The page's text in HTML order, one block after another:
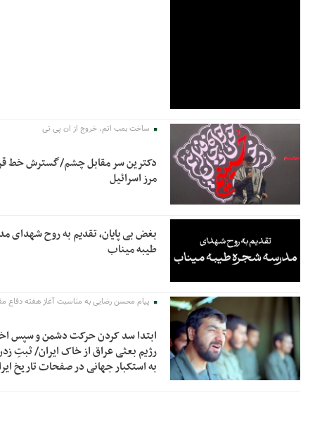
ساخت بمب اتم، خروج از ان پی تی
دکترین سر مقابل چشم/گسترش خط
مرز اسرائیل
بغض بی پایان، تقدیم به روح شهدای
طیبه میناب
پیام محسن رضایی به مناسبت آغاز هفته دفاع
ابتدا سد کردن حرکت دشمن و سپس
رژیم بعثی عراق از خاک ایران/ ثبتِ
به استکبار جهانی در صفحات تاریخ